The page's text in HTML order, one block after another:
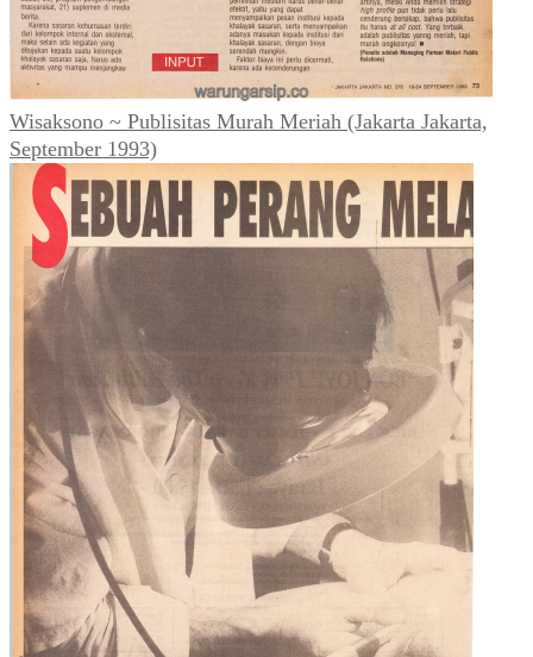
Wisaksono ~ Publisitas Murah Meriah (Jakarta Jakarta,
September 1993)